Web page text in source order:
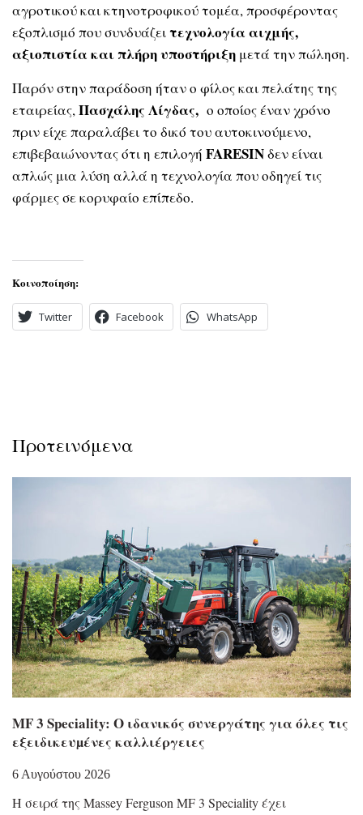
αγροτικού και κτηνοτροφικού τομέα, προσφέροντας
εξοπλισμό που συνδυάζειτεχνολογία αιχμής,
αξιοπιστία και πλήρη υποστήριξη μετά την πώληση.
Παρόν στην παράδοση ήταν ο φίλος και πελάτης της
εταιρείας,Πασχάλης Λίγδας, o οποίος έναν χρόνο
πριν είχε παραλάβει το δικό του αυτοκινούμενο,
επιβεβαιώνοντας ότι η επιλογή FARESINδεν είναι
απλώς μια λύση αλλά η τεχνολογία που οδηγεί τις
φάρμες σε κορυφαίο επίπεδο.
Κοινοποίηση:
Twitter Facebook WhatsApp
Προτεινόμενα
MF 3 Speciality: Ο ιδανικός συνεργάτης για όλες τις
εξειδικευµένες καλλιέργειες
6 Αυγούστου 2026
Η σειρά της Massey Ferguson MF 3 Speciality έχει